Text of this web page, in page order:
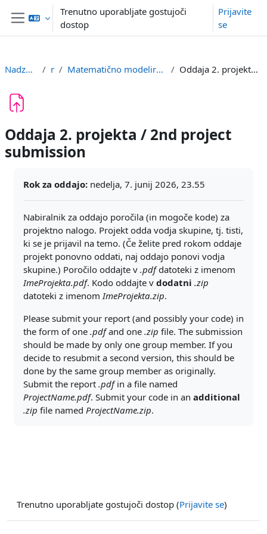
Preskoči na glavno vsebino
Stransko polje
Trenutno uporabljate gostujoči
dostop
Prijavite
se
Nadzorna plošča mm Matematično modeliranje / Mathematical modelling Oddaja 2. projekta / 2nd project submission
Oddaja 2. projekta / 2nd project
submission
Rok za oddajo: nedelja, 7. junij 2026, 23.55
Nabiralnik za oddajo poročila (in mogoče kode) za
projektno nalogo. Projekt odda vodja skupine, tj. tisti,
ki se je prijavil na temo. (Če želite pred rokom oddaje
projekt ponovno oddati, naj oddajo ponovi vodja
skupine.) Poročilo oddajte v .pdfdatoteki z imenom
ImeProjekta.pdf. Kodo oddajte v dodatni .zip
datoteki z imenom ImeProjekta.zip.
Please submit your report (and possibly your code) in
the form of one .pdfand one .zip file. The submission
should be made by only one group member. If you
decide to resubmit a second version, this should be
done by the same group member as originally.
Submit the report .pdfin a file named
ProjectName.pdf. Submit your code in an additional
.zip file named ProjectName.zip.
Trenutno uporabljate gostujoči dostop (Prijavite se)